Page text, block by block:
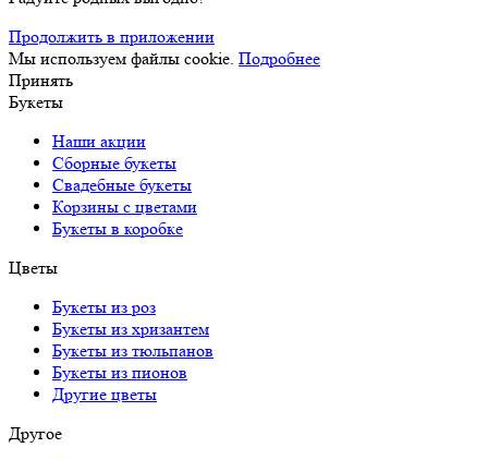
Продолжить в приложении
Мы используем файлы cookie. Подробнее
Принять
Букеты
Наши акции
Сборные букеты
Свадебные букеты
Корзины с цветами
Букеты в коробке
Цветы
Букеты из роз
Букеты из хризантем
Букеты из тюльпанов
Букеты из пионов
Другие цветы
Другое